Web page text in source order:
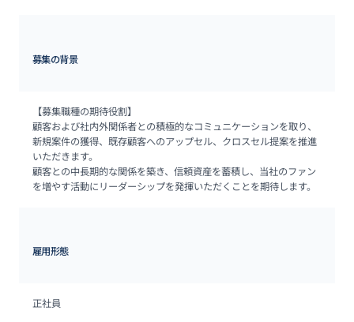
募集の背景
【募集職種の期待役割】
顧客および社内外関係者との積極的なコミュニケーションを取り、
新規案件の獲得、既存顧客へのアップセル、クロスセル提案を推進
いただきます。
顧客との中長期的な関係を築き、信頼資産を蓄積し、当社のファン
を増やす活動にリーダーシップを発揮いただくことを期待します。
雇用形態
正社員